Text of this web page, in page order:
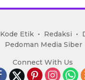
Kode Etik Redaksi
Pedoman Media Siber
Connect With Us